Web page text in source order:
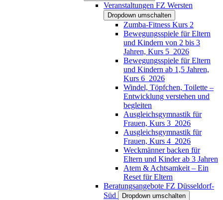
Veranstaltungen FZ Wersten
Dropdown umschalten
Zumba-Fitness Kurs 2
Bewegungsspiele für Eltern
und Kindern von 2 bis 3
Jahren, Kurs 5_2026
Bewegungsspiele für Eltern
und Kindern ab 1,5 Jahren,
Kurs 6_2026
Windel, Töpfchen, Toilette –
Entwicklung verstehen und
begleiten
Ausgleichsgymnastik für
Frauen, Kurs 3_2026
Ausgleichsgymnastik für
Frauen, Kurs 4_2026
Weckmänner backen für
Eltern und Kinder ab 3 Jahren
Atem & Achtsamkeit – Ein
Reset für Eltern
Beratungsangebote FZ Düsseldorf-
Süd
Dropdown umschalten